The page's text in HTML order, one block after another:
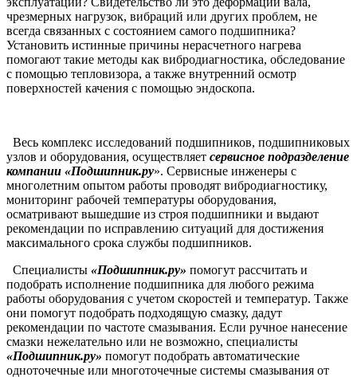
чрезмерных нагрузок, вибраций или других проблем, не
всегда связанных с состоянием самого подшипника?
Установить истинные причины нерасчетного нагрева
помогают такие методы как вибродиагностика, обследование
с помощью тепловизора, а также внутренний осмотр
поверхностей качения с помощью эндоскопа.
Весь комплекс исследований подшипников, подшипниковых
узлов и оборудования, осуществляет сервисное подразделение
компании «Подшипник.ру». Сервисные инженеры с
многолетним опытом работы проводят вибродиагностику,
мониторинг рабочей температуры оборудования,
осматривают вышедшие из строя подшипники и выдают
рекомендации по исправлению ситуаций для достижения
максимального срока службы подшипников.
Специалисты «Подшипник.ру» помогут рассчитать и
подобрать исполнение подшипника для любого режима
работы оборудования с учетом скоростей и температур. Также
они помогут подобрать подходящую смазку, дадут
рекомендации по частоте смазывания. Если ручное нанесение
смазки нежелательно или не возможно, специалисты
«Подшипник.ру» помогут подобрать автоматические
одноточечные или многоточечные системы смазывания от